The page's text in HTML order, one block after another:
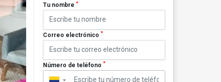
Tu nombre *
Correo electrónico *
Número de teléfono *
▼